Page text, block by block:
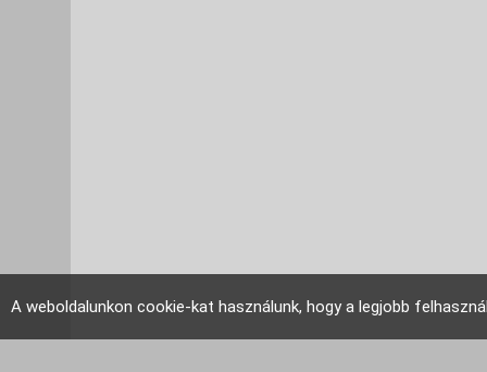
A weboldalunkon cookie-kat használunk, hogy a legjobb